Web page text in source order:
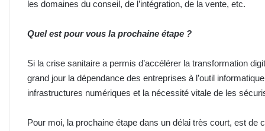
les domaines du conseil, de l’intégration, de la vente, etc.
Quel est pour vous la prochaine étape ?
Si la crise sanitaire a permis d’accélérer la transformation
grand jour la dépendance des entreprises à l’outil
infrastructures numériques et la nécessité vitale de les
Pour moi, la prochaine étape dans un délai très court, est de